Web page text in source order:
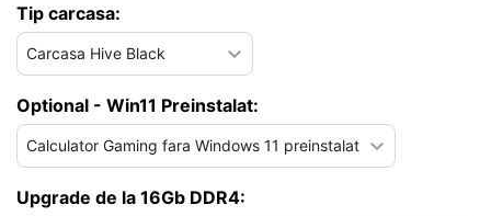
Tip carcasa:
Optional - Win11 Preinstalat:
Upgrade de la 16Gb DDR4: